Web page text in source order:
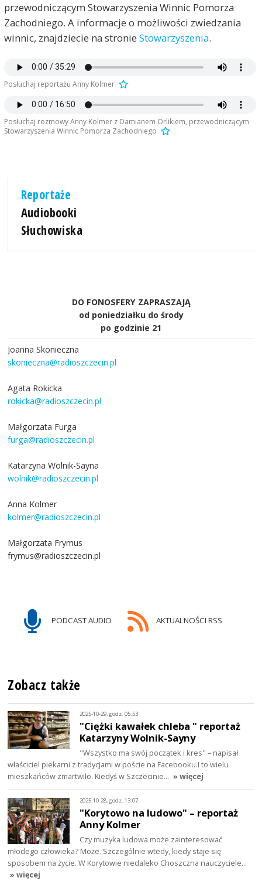
przewodniczącym Stowarzyszenia Winnic Pomorza
Zachodniego. A informacje o możliwości zwiedzania
winnic, znajdziecie na stronie Stowarzyszenia.
Posłuchaj reportażu Anny Kolmer
Posłuchaj rozmowy Anny Kolmer z Damianem Orlikiem, przewodniczącym
Stowarzyszenia Winnic Pomorza Zachodniego
Reportaże
Audiobooki
Słuchowiska
DO FONOSFERY ZAPRASZAJĄ
od poniedziałku do środy
po godzinie 21
Joanna Skonieczna
skonieczna@radioszczecin.pl
Agata Rokicka
rokicka@radioszczecin.pl
Małgorzata Furga
furga@radioszczecin.pl
Katarzyna Wolnik-Sayna
wolnik@radioszczecin.pl
Anna Kolmer
kolmer@radioszczecin.pl
Małgorzata Frymus
frymus@radioszczecin.pl
PODCAST AUDIO AKTUALNOŚCI RSS
Zobacz także
2025-10-29, godz. 05:53
"Ciężki kawałek chleba " reportaż
Katarzyny Wolnik-Sayny
"Wszystko ma swój początek i kres" – napisał
właściciel piekarni z tradycjami w poście na Facebooku.I to wielu
mieszkańców zmartwiło. Kiedyś w Szczecinie… » więcej
2025-10-28, godz. 13:07
"Korytowo na ludowo" – reportaż
Anny Kolmer
Czy muzyka ludowa może zainteresować
młodego człowieka? Może. Szczególnie wtedy, kiedy staje się
sposobem na życie. W Korytowie niedaleko Choszczna nauczyciele…
» więcej